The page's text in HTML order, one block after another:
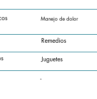
Manejo de dolor
Remedios
Juguetes
-